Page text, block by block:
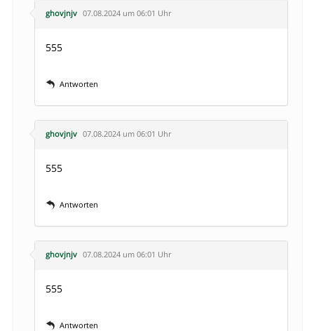
ghovjnjv 07.08.2024 um 06:01 Uhr
555
Antworten
ghovjnjv 07.08.2024 um 06:01 Uhr
555
Antworten
ghovjnjv 07.08.2024 um 06:01 Uhr
555
Antworten